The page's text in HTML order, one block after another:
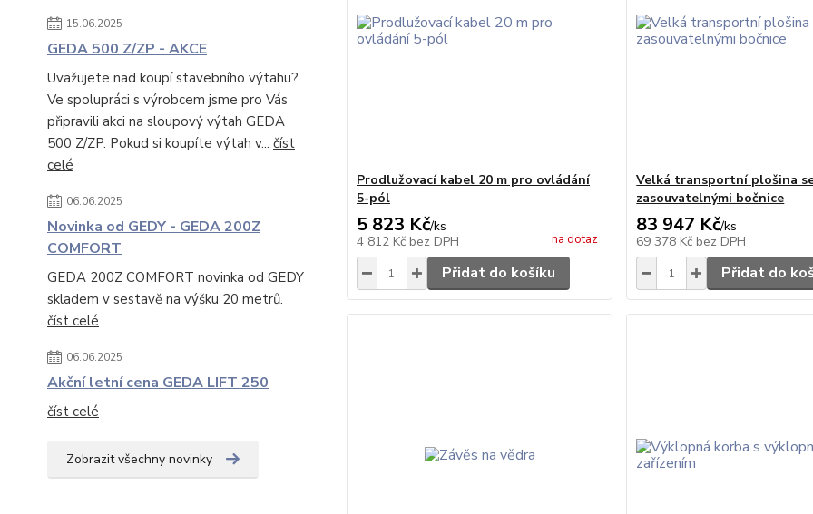
15.06.2025
GEDA 500 Z/ZP - AKCE
Uvažujete nad koupí stavebního výtahu?
Ve spolupráci s výrobcem jsme pro Vás
připravili akci na sloupový výtah GEDA
500 Z/ZP. Pokud si koupíte výtah v... číst
celé
06.06.2025
Novinka od GEDY - GEDA 200Z
COMFORT
GEDA 200Z COMFORT novinka od GEDY
skladem v sestavě na výšku 20 metrů.
číst celé
06.06.2025
Akční letní cena GEDA LIFT 250
číst celé
Zobrazit všechny novinky
Prodlužovací kabel 20 m pro ovládání
5-pól
5 823 Kč/ks
4 812 Kč bez DPH na dotaz
Přidat do košíku
Velká transportní plošina
zasouvatelnými bočnice
83 947 Kč/ks
69 378 Kč bez DPH
Přidat do